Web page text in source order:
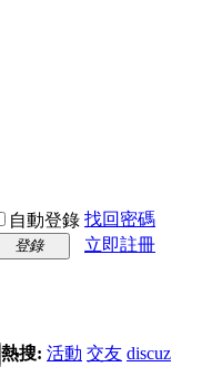
自動登錄 找回密碼
登錄
立即註冊
熱搜: 活動 交友 discuz